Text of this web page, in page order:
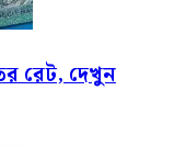
রেট, দেখুন